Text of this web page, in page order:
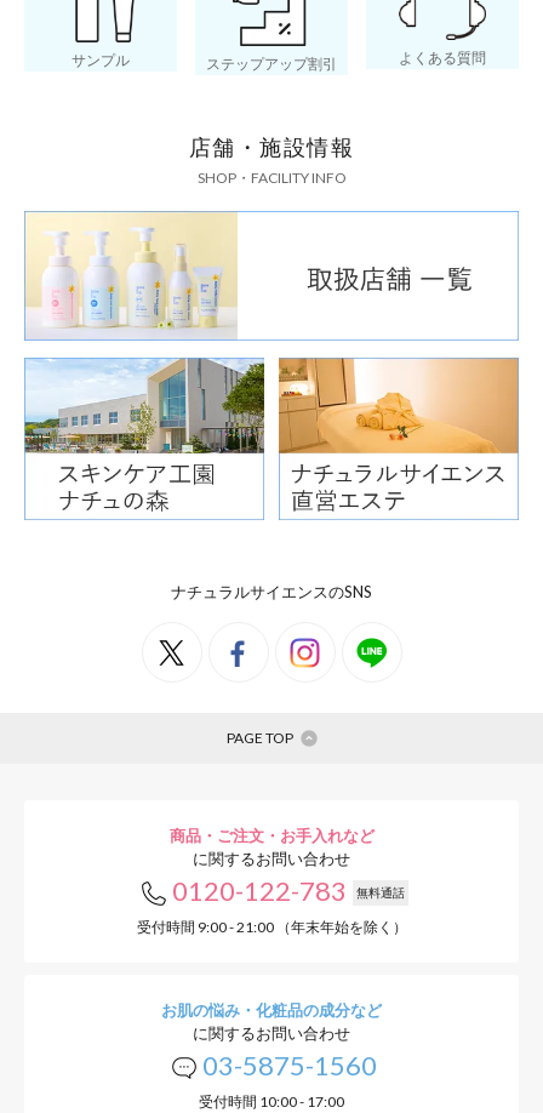
サンプル ステップアップ割引 よくある質問
店舗・施設情報
SHOP・FACILITY INFO
ナチュラルサイエンスのSNS
PAGE TOP
商品・ご注文・お手入れなど
に関するお問い合わせ
0120-122-783 無料通話
受付時間 9:00 - 21:00 （年末年始を除く）
お肌の悩み・化粧品の成分など
に関するお問い合わせ
03-5875-1560
受付時間 10:00 - 17:00